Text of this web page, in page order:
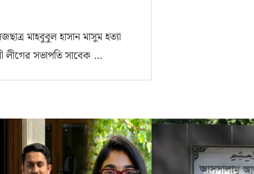
মাহবুবুল হাসান মাসুম হত্যা
লীগের সভাপতি সাবেক …